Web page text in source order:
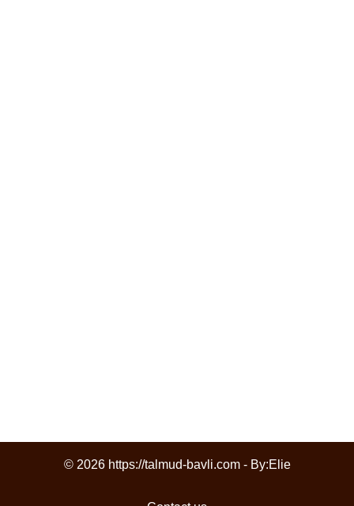
© 2026 https://talmud-bavli.com - By:Elie